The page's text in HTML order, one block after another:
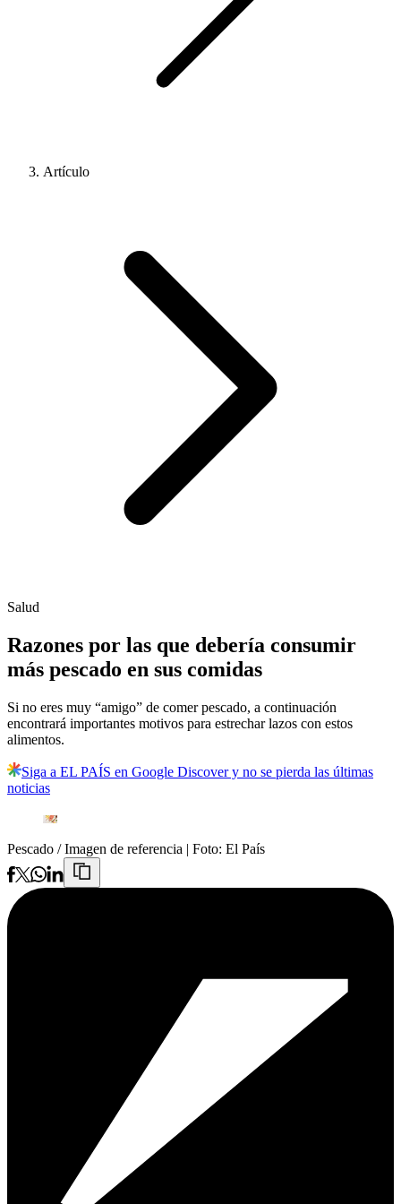
Artículo
Salud
Razones por las que debería consumir
más pescado en sus comidas
Si no eres muy “amigo” de comer pescado, a continuación
encontrará importantes motivos para estrechar lazos con estos
alimentos.
Siga a EL PAÍS en Google Discover y no se pierda las últimas
noticias
Pescado / Imagen de referencia | Foto: El País